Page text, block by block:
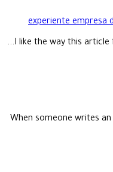
experiente empresa
I like the way this article
When someone writes